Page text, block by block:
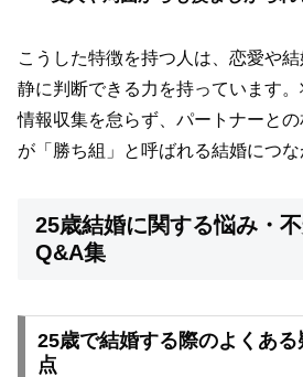
こうした特徴を持つ人は、恋愛や
静に判断できる力を持っています
情報収集を怠らず、パートナーと
が「勝ち組」と呼ばれる結婚につな
25歳結婚に関する悩み・
Q&A集
25歳で結婚する際のよくあ
点